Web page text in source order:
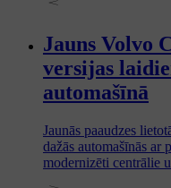
Jauns Volvo
versijas
automašīnā
Jaunās paaudzes
dažās automašīnās ar
modernizēti centrālie